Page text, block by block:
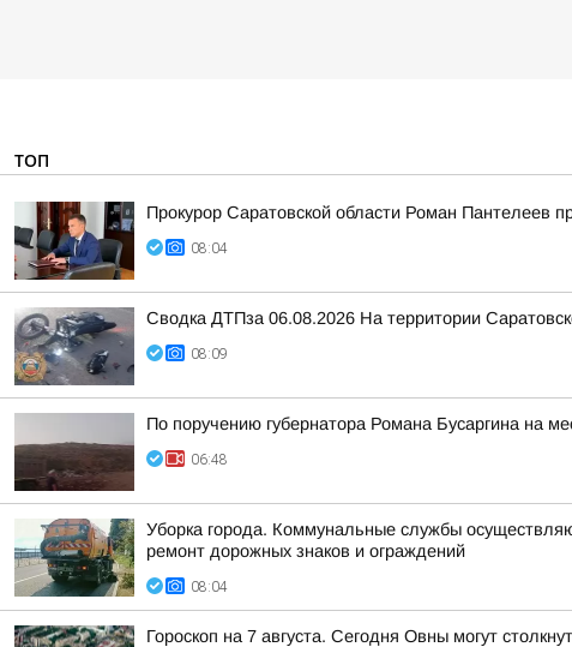
ТОП
Прокурор Саратовской области Роман Пантелеев
08:04
Сводка ДТПза 06.08.2026 На территории
08:09
По поручению губернатора Романа Бусаргина на
06:48
Уборка города. Коммунальные службы
ремонт дорожных знаков и ограждений
08:04
Гороскоп на 7 августа. Сегодня Овны могут